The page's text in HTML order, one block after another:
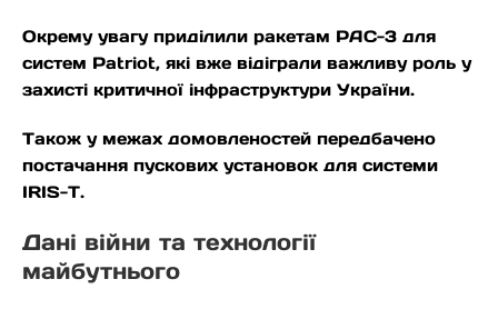
Окрему увагу приділили ракетам PAC-3 для
систем Patriot, які вже відіграли важливу роль у
захисті критичної інфраструктури України.
Також у межах домовленостей передбачено
постачання пускових установок для системи
IRIS-T.
Дані війни та технології
майбутнього